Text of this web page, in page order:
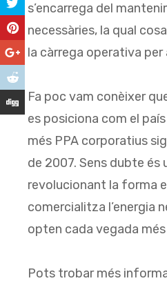
s’encarrega del
necessàries, la qual
la càrrega operativa per
Fa poc vam conèixer
es posiciona com el
més PPA corporatius
de 2007. Sens dubte és
revolucionant la forma
comercialitza l’energia
opten cada vegada
Pots trobar més